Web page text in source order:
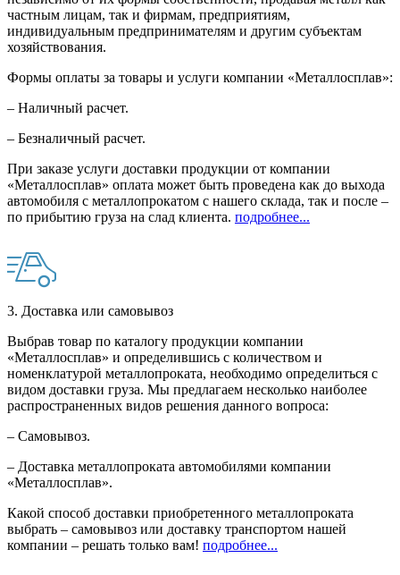
частным лицам, так и фирмам, предприятиям,
индивидуальным предпринимателям и другим субъектам
хозяйствования.
Формы оплаты за товары и услуги компании «Металлосплав»:
– Наличный расчет.
– Безналичный расчет.
При заказе услуги доставки продукции от компании
«Металлосплав» оплата может быть проведена как до выхода
автомобиля с металлопрокатом с нашего склада, так и после –
по прибытию груза на слад клиента. подробнее...
3. Доставка или самовывоз
Выбрав товар по каталогу продукции компании
«Металлосплав» и определившись с количеством и
номенклатурой металлопроката, необходимо определиться с
видом доставки груза. Мы предлагаем несколько наиболее
распространенных видов решения данного вопроса:
– Самовывоз.
– Доставка металлопроката автомобилями компании
«Металлосплав».
Какой способ доставки приобретенного металлопроката
выбрать – самовывоз или доставку транспортом нашей
компании – решать только вам! подробнее...